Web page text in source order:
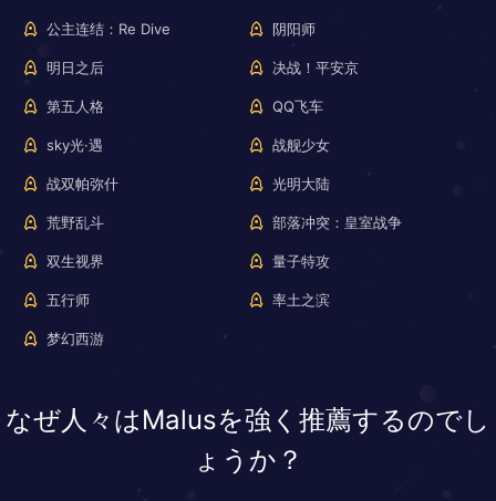
公主连结：Re Dive 阴阳师
明日之后 决战！平安京
第五人格 QQ飞车
sky光·遇 战舰少女
战双帕弥什 光明大陆
荒野乱斗 部落冲突：皇室战争
双生视界 量子特攻
五行师 率土之滨
梦幻西游
なぜ人々はMalusを強く推薦するのでし
ょうか？